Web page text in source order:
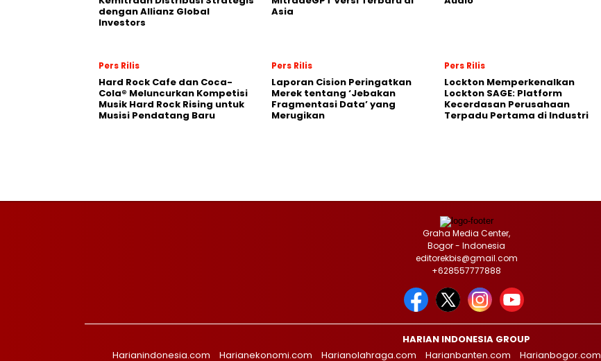
dengan Allianz Global
Investors
Asia
Pers Rilis
Hard Rock Cafe dan Coca-
Cola® Meluncurkan Kompetisi
Musik Hard Rock Rising untuk
Musisi Pendatang Baru
Pers Rilis
Laporan Cision Peringatkan
Merek tentang ‘Jebakan
Fragmentasi Data’ yang
Merugikan
Pers Rilis
Lockton Memperkenalkan
Lockton SAGE: Platform
Kecerdasan Perusahaan
Terpadu Pertama di Industri
Graha Media Center,
Bogor - Indonesia
editorekbis@gmail.com
+628557777888
HARIAN INDONESIA GROUP
Harianindonesia.com
Harianekonomi.com Harianolahraga.com Harianbanten.com Harianbogor.com